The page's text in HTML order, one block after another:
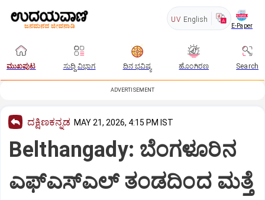
UV English
E-Paper
ಮುಖಪುಟ ಸುದ್ದಿ ವಿಭಾಗ ದಿನ ಭವಿಷ್ಯ ಹೊಂಗಿರಣ Search
ADVERTISEMENT
ದಕ್ಷಿಣಕನ್ನಡ MAY 21, 2026, 4:15 PM IST
Belthangady: ಬೆಂಗಳೂರಿನ
ಎಫ್‌ಎಸ್‌ಎಲ್ ತಂಡದಿಂದ ಮತ್ತೆ